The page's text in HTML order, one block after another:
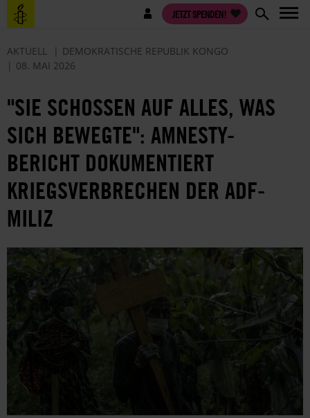
Direkt
zum
Benutzermenü JETZT SPENDEN!
AKTUELL
DEMOKRATISCHE REPUBLIK KONGO
08. MAI 2026
"SIE SCHOSSEN AUF ALLES, WAS
SICH BEWEGTE": AMNESTY-
BERICHT DOKUMENTIERT
KRIEGSVERBRECHEN DER ADF-
MILIZ